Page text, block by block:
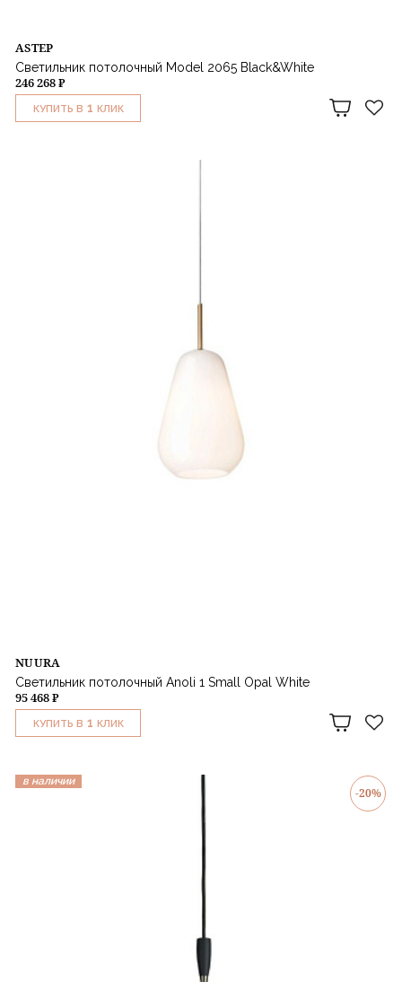
ASTEP
Светильник потолочный Model 2065 Black&White
246 268 ₽
КУПИТЬ В 1 КЛИК
NUURA
Светильник потолочный Anoli 1 Small Opal White
95 468 ₽
КУПИТЬ В 1 КЛИК
в наличии
-20%